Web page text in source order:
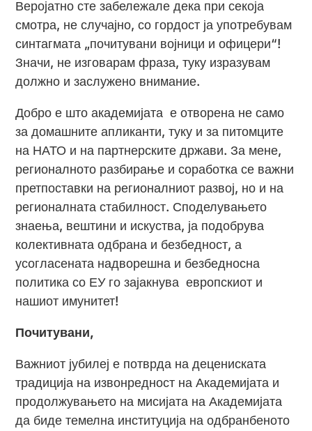
Веројатно сте забележале дека при секоја
смотра, не случајно, со гордост ја употребувам
синтагмата „почитувани војници и офицери“!
Значи, не изговарам фраза, туку изразувам
должно и заслужено внимание.
Добро е што академијата е отворена не само
за домашните апликанти, туку и за питомците
на НАТО и на партнерските држави. За мене,
регионалното разбирање и соработка се важни
претпоставки на регионалниот развој, но и на
регионалната стабилност. Споделувањето
знаења, вештини и искуства, ја подобрува
колективната одбрана и безбедност, а
усогласената надворешна и безбедносна
политика со ЕУ го зајакнува европскиот и
нашиот имунитет!
Почитувани,
Важниот јубилеј е потврда на децениската
традиција на извонредност на Академијата и
продолжувањето на мисијата на Академијата
да биде темелна институција на одбранбеното